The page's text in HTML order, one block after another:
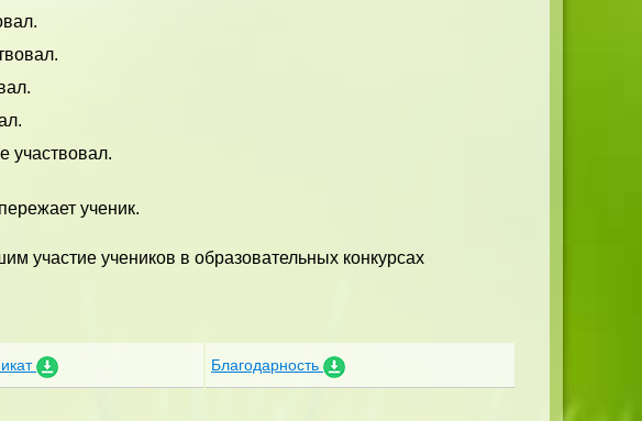
участвовал.
ученик.
участие учеников в образовательных конкурсах
Благодарность